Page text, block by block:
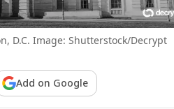
D.C. Image: Shutterstock/Decrypt
Add on Google